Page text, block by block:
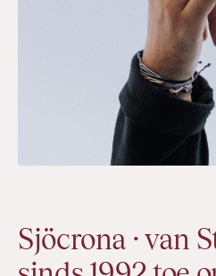
Sjöcrona · van